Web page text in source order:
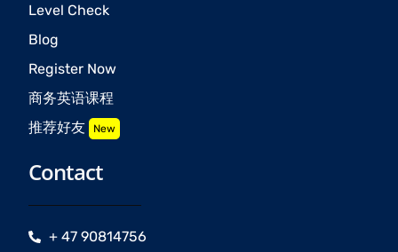
Level Check
Blog
Register Now
商务英语课程
推荐好友 New
Contact
+ 47 90814756